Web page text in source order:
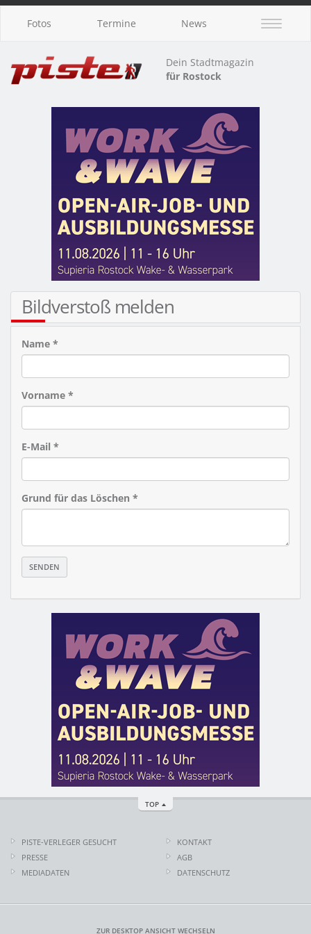
Fotos Termine News
Dein Stadtmagazin
für Rostock
Bildverstoß melden
Name *
Vorname *
E-Mail *
Grund für das Löschen *
TOP
PISTE-VERLEGER GESUCHT
PRESSE
MEDIADATEN
KONTAKT
AGB
DATENSCHUTZ
ZUR DESKTOP ANSICHT WECHSELN